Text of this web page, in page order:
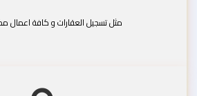
مثل تسجيل العقارات و كافة اعمال